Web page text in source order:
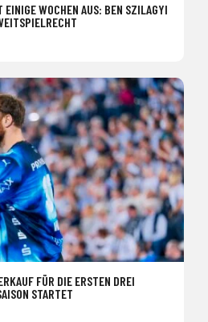
WOCHEN AUS: BEN SZILAGYI
FÜR DIE ERSTEN DREI
STARTET